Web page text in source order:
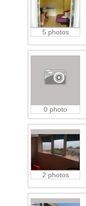
5 photos
0 photo
2 photos